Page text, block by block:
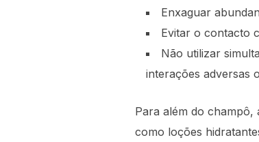
Enxaguar
Evitar o contacto
Não utilizar
interações adversas
Para além do champô,
como loções